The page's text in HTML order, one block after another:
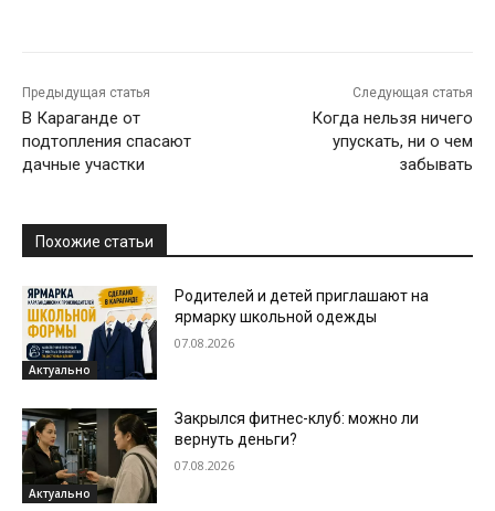
Предыдущая статья
В Караганде от
подтопления спасают
дачные участки
Следующая статья
Когда нельзя ничего
упускать, ни о чем
забывать
Похожие статьи
Актуально
Родителей и детей приглашают на
ярмарку школьной одежды
07.08.2026
Актуально
Закрылся фитнес-клуб: можно ли
вернуть деньги?
07.08.2026